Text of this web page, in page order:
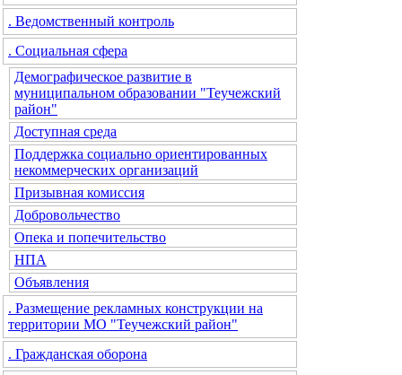
. Ведомственный контроль
. Социальная сфера
Демографическое развитие в
муниципальном образовании "Теучежский
район"
Доступная среда
Поддержка социально ориентированных
некоммерческих организаций
Призывная комиссия
Добровольчество
Опека и попечительство
НПА
Объявления
. Размещение рекламных конструкции на
территории МО "Теучежский район"
. Гражданская оборона